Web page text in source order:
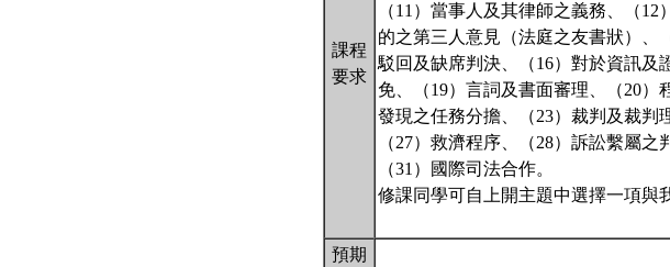
課程
要求
（11）當事人及其律師之義務、（
的之第三人意見（法庭之友書狀）、
駁回及缺席判決、（16）對於資訊及
免、（19）言詞及書面審理、（20
發現之任務分擔、（23）裁判及裁判
（27）救濟程序、（28）訴訟繫屬
（31）國際司法合作。
修課同學可自上開主題中選擇一項與
預期